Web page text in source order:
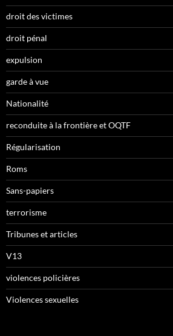
droit des victimes
droit pénal
expulsion
garde à vue
Nationalité
reconduite à la frontière et OQTF
Régularisation
Roms
Sans-papiers
terrorisme
Tribunes et articles
V13
violences policières
Violences sexuelles